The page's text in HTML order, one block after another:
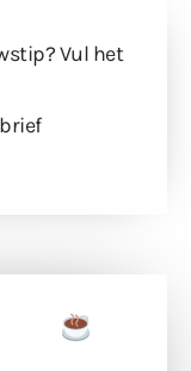
Vul het